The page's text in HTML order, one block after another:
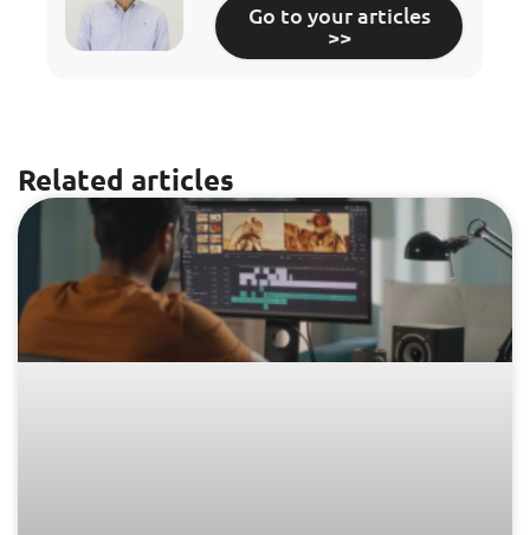
Go to your articles
>>
Related articles